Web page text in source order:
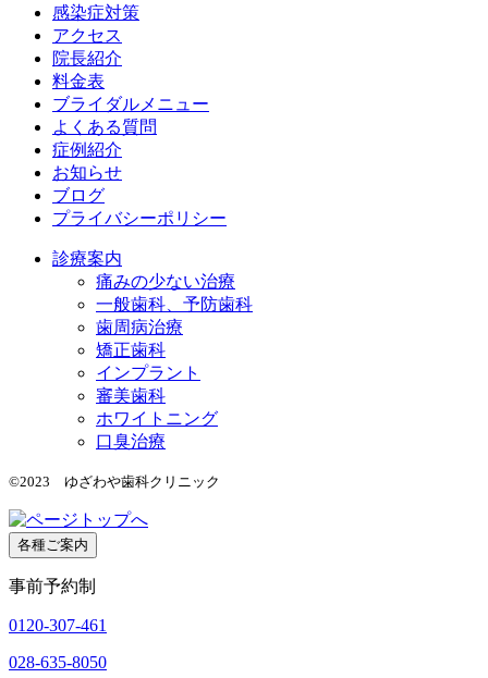
感染症対策
アクセス
院長紹介
料金表
ブライダルメニュー
よくある質問
症例紹介
お知らせ
ブログ
プライバシーポリシー
診療案内
痛みの少ない治療
一般歯科、予防歯科
歯周病治療
矯正歯科
インプラント
審美歯科
ホワイトニング
口臭治療
©2023 ゆざわや歯科クリニック
各種ご案内
事前予約制
0120-307-461
028-635-8050